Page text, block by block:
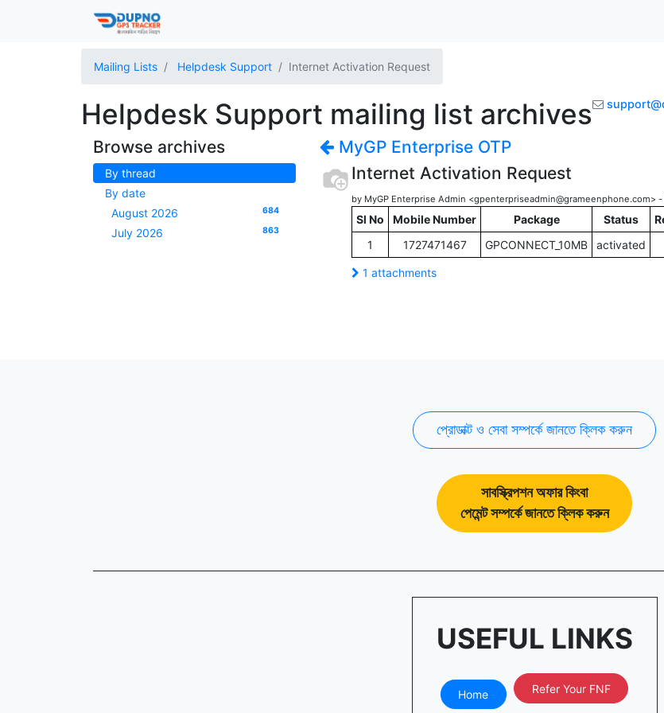
Mailing Lists Helpdesk Support Internet Activation Request
Helpdesk Support mailing list archives
Browse archives
By thread
By date
August 2026
684
July 2026 863
MyGP Enterprise OTP
Internet Activation Request
by MyGP Enterprise Admin <gpenterpriseadmin@grameenphone.com> -
Sl No Mobile Number Package Status
1
1727471467 GPCONNECT_10MB activated
1 attachments
প্রোডাক্ট ও সেবা সম্পর্কে জানতে ক্লিক করুন
সাবস্ক্রিপশন অফার কিংবা
পেমেন্ট সম্পর্কে জানতে ক্লিক করুন
USEFUL LINKS
Home Refer Your FNF